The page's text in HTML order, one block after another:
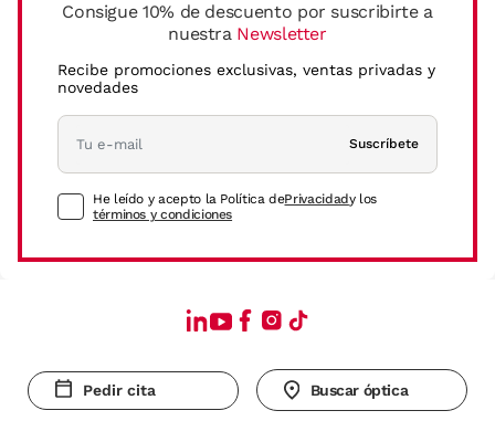
Consigue 10% de descuento por suscribirte a
nuestra Newsletter
Recibe promociones exclusivas, ventas privadas y
novedades
Suscríbete
He leído y acepto la Política dePrivacidady los
términos y condiciones
Pedir cita Buscar óptica